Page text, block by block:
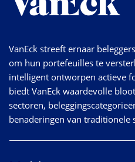
VanEck streeft ernaar
om hun portefeuilles te
intelligent ontworpen actieve
biedt VanEck waardevolle
sectoren,
benaderingen van traditionele